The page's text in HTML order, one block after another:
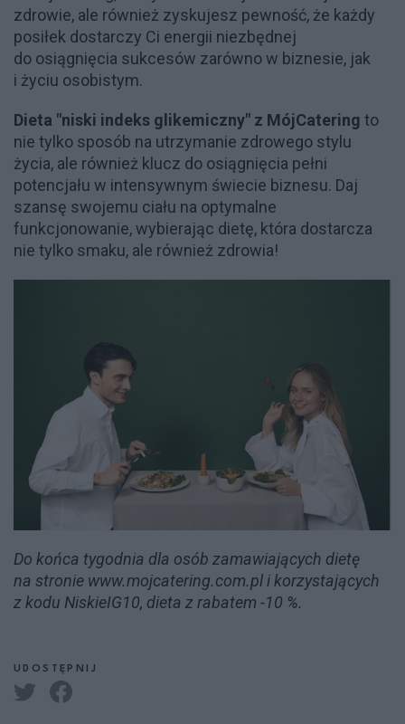
zdrowie, ale również zyskujesz pewność, że każdy
posiłek dostarczy Ci energii niezbędnej
do osiągnięcia sukcesów zarówno w biznesie, jak
i życiu osobistym.
Dieta "niski indeks glikemiczny" z MójCatering to
nie tylko sposób na utrzymanie zdrowego stylu
życia, ale również klucz do osiągnięcia pełni
potencjału w intensywnym świecie biznesu. Daj
szansę swojemu ciału na optymalne
funkcjonowanie, wybierając dietę, która dostarcza
nie tylko smaku, ale również zdrowia!
Do końca tygodnia dla osób zamawiających dietę
na stronie www.mojcatering.com.pl i korzystających
z kodu NiskieIG10, dieta z rabatem -10 %.
UDOSTĘPNIJ